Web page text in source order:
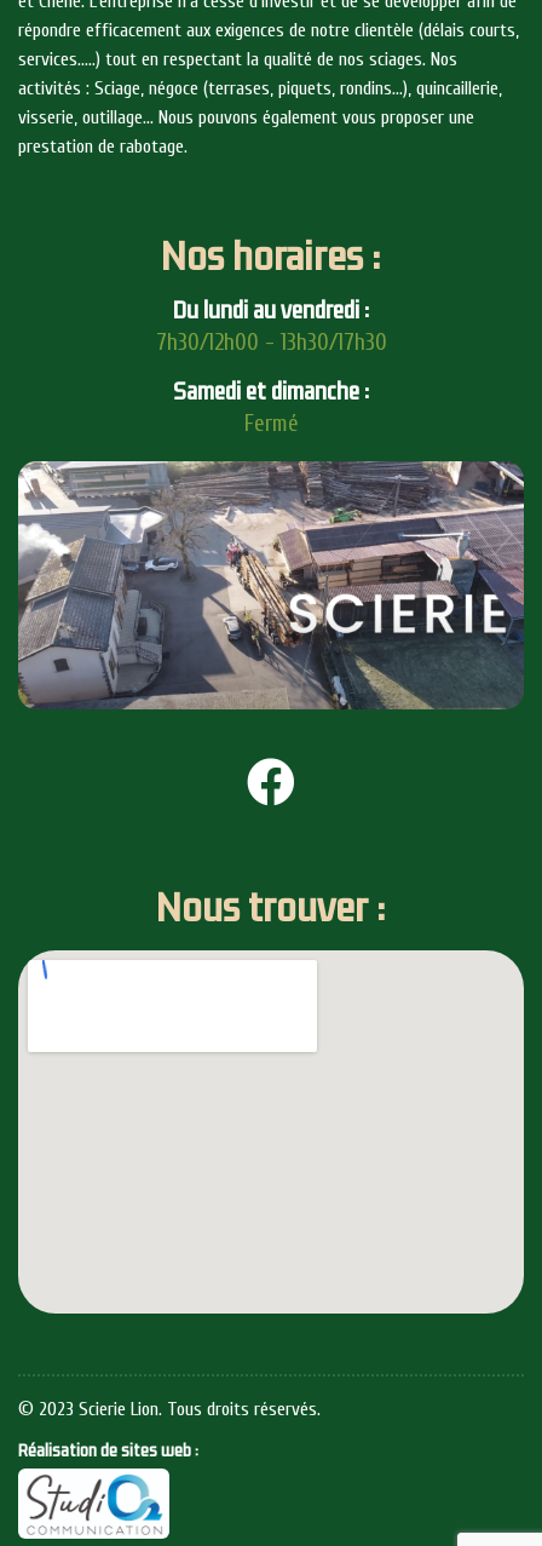
répondre efficacement aux exigences de notre clientèle (délais courts,
services…..) tout en respectant la qualité de nos sciages. Nos
activités : Sciage, négoce (terrases, piquets, rondins…), quincaillerie,
visserie, outillage… Nous pouvons également vous proposer une
prestation de rabotage.
Nos horaires :
Du lundi au vendredi :
7h30/12h00 - 13h30/17h30
Samedi et dimanche :
Fermé
Nous trouver :
© 2023 Scierie Lion. Tous droits réservés.
Réalisation de sites web :